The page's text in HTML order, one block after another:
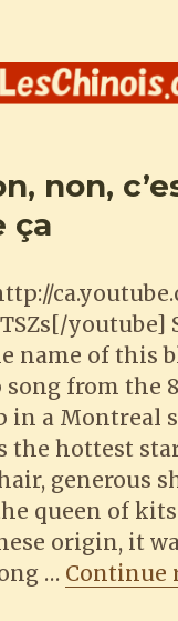
Chinois
non,
ça
youtube]
name of this
from the
in a Montreal
the hottest
generous
queen of
origin, it
… Continue